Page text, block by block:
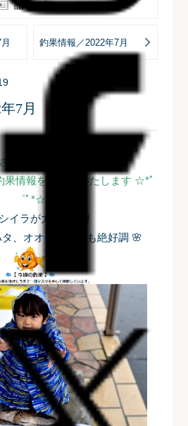
記事一覧へ
釣果情報／2022年7月
7月
まこんにちは
情報をお届けいたします ☆*ﾟ
゜ﾟ*☆
イラが大量です！
、オオモンハタも絶好調 🌸